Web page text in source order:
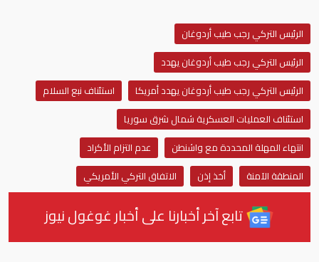
الرئيس التركي رجب طيب أردوغان
الرئيس التركي رجب طيب أردوغان يهدد
الرئيس التركي رجب طيب أردوغان يهدد أمريكا
استئناف نبع السلام
استئناف العمليات العسكرية شمال شرق سوريا
انتهاء المهلة المحددة مع واشنطن
عدم التزام الأكراد
المنطقة الآمنة
أخذ إذن الاتفاق التركي الأمريكي
تابع آخر أخبارنا على أخبار غوغول نيوز